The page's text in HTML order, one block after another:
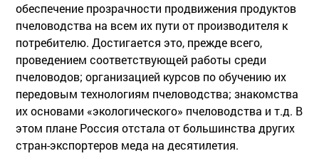
обеспечение прозрачности продвижения продуктов
пчеловодства на всем их пути от производителя к
потребителю. Достигается это, прежде всего,
проведением соответствующей работы среди
пчеловодов; организацией курсов по обучению их
передовым технологиям пчеловодства; знакомства
их основами «экологического» пчеловодства и т.д. В
этом плане Россия отстала от большинства других
стран-экспортеров меда на десятилетия.